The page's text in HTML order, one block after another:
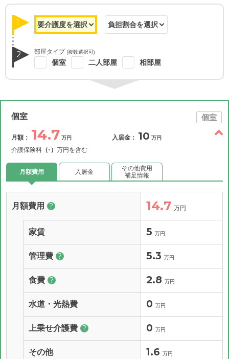
1
2 部屋タイプ (複数選択可)
個室 二人部屋 相部屋
個室 個室
月額： 14.7 万円
介護保険料 （-） 万円を含む
入居金： 10 万円
月額費用 入居金
その他費用
補足情報
月額費用 ? 14.7 万円
家賃 5 万円
管理費 ? 5.3 万円
食費 ? 2.8 万円
水道・光熱費 0 万円
上乗せ介護費 ? 0 万円
その他 1.6 万円